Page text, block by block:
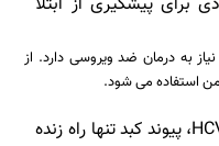
به درمان ضد ویروسی دارد. از
در صورت بروز سیروز کبدی در اثر HCV، پیوند کبد تنها راه زنده